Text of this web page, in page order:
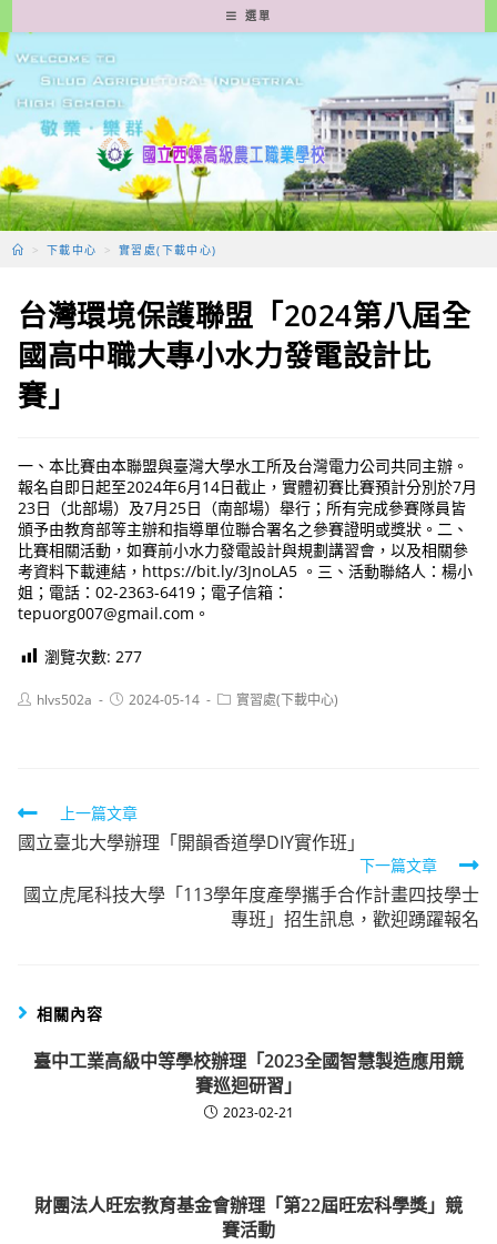
轉
至
要
容
選單
> 下載中心 > 實習處(下載中心)
台灣環境保護聯盟「2024第八屆全
國高中職大專小水力發電設計比
賽」
一、本比賽由本聯盟與臺灣大學水工所及台灣電力公司共同主辦。
報名自即日起至2024年6月14日截止，實體初賽比賽預計分別於7月
23日（北部場）及7月25日（南部場）舉行；所有完成參賽隊員皆
頒予由教育部等主辦和指導單位聯合署名之參賽證明或獎狀。二、
比賽相關活動，如賽前小水力發電設計與規劃講習會，以及相關參
考資料下載連結，https://bit.ly/3JnoLA5 。三、活動聯絡人：楊小
姐；電話：02-2363-6419；電子信箱：
tepuorg007@gmail.com。
瀏覽次數: 277
Posthlvs502a
Post2024-05-14
Post實習處(下載中心)
Read
more
articles
上一篇文章
國立臺北大學辦理「開韻香道學DIY實作班」
下一篇文章
國立虎尾科技大學「113學年度產學攜手合作計畫四技學士
專班」招生訊息，歡迎踴躍報名
相關內容
臺中工業高級中等學校辦理「2023全國智慧製造應用競
賽巡迴研習」
2023-02-21
財團法人旺宏教育基金會辦理「第22屆旺宏科學獎」競
賽活動